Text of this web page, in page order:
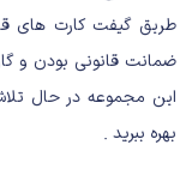
طریق گیفت کارت های
ضمانت قانونی بودن و
این مجموعه در حال
بهره ببرید .